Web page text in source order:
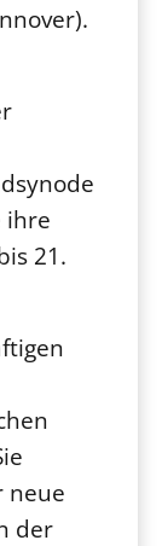
ihre
21.
neue
der